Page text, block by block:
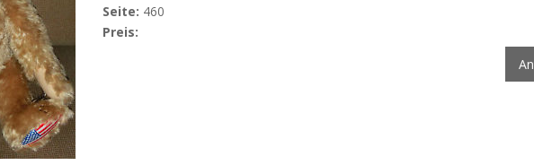
Seite: 460
Preis: